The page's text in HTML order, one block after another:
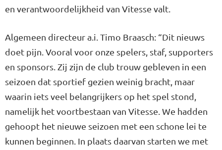
en verantwoordelijkheid van Vitesse valt.
Algemeen directeur a.i. Timo Braasch: “Dit nieuws
doet pijn. Vooral voor onze spelers, staf, supporters
en sponsors. Zij zijn de club trouw gebleven in een
seizoen dat sportief gezien weinig bracht, maar
waarin iets veel belangrijkers op het spel stond,
namelijk het voortbestaan van Vitesse. We hadden
gehoopt het nieuwe seizoen met een schone lei te
kunnen beginnen. In plaats daarvan starten we met